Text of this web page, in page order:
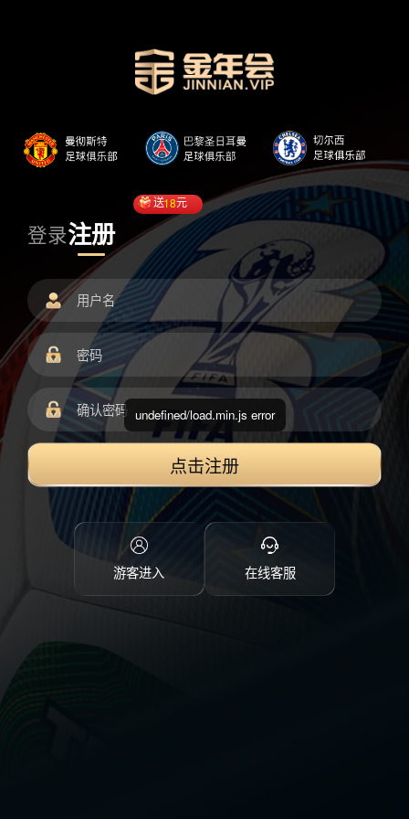
登录注册
送18元
点击注册
游客进入 在线客服
undefined/load.min.js error